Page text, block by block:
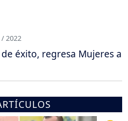
2022
éxito, regresa Mujeres a